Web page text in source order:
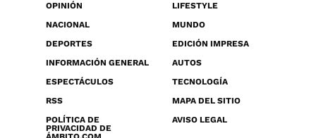
OPINIÓN
LIFESTYLE
NACIONAL
MUNDO
DEPORTES
EDICIÓN IMPRESA
INFORMACIÓN GENERAL
AUTOS
ESPECTÁCULOS
TECNOLOGÍA
RSS
MAPA DEL SITIO
POLÍTICA DE
PRIVACIDAD DE
AVISO LEGAL